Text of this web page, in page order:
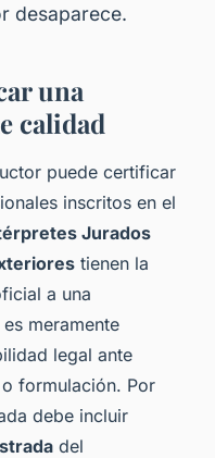
desaparece.
una
calidad
puede certificar
inscritos en el
Jurados
tienen la
a una
meramente
legal ante
formulación. Por
debe incluir
del